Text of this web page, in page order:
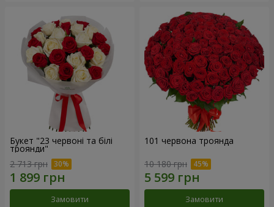
Букет "23 червоні та білі
троянди"
2 713 грн
Замовити
101 червона троянда
10 180 грн
Замовити